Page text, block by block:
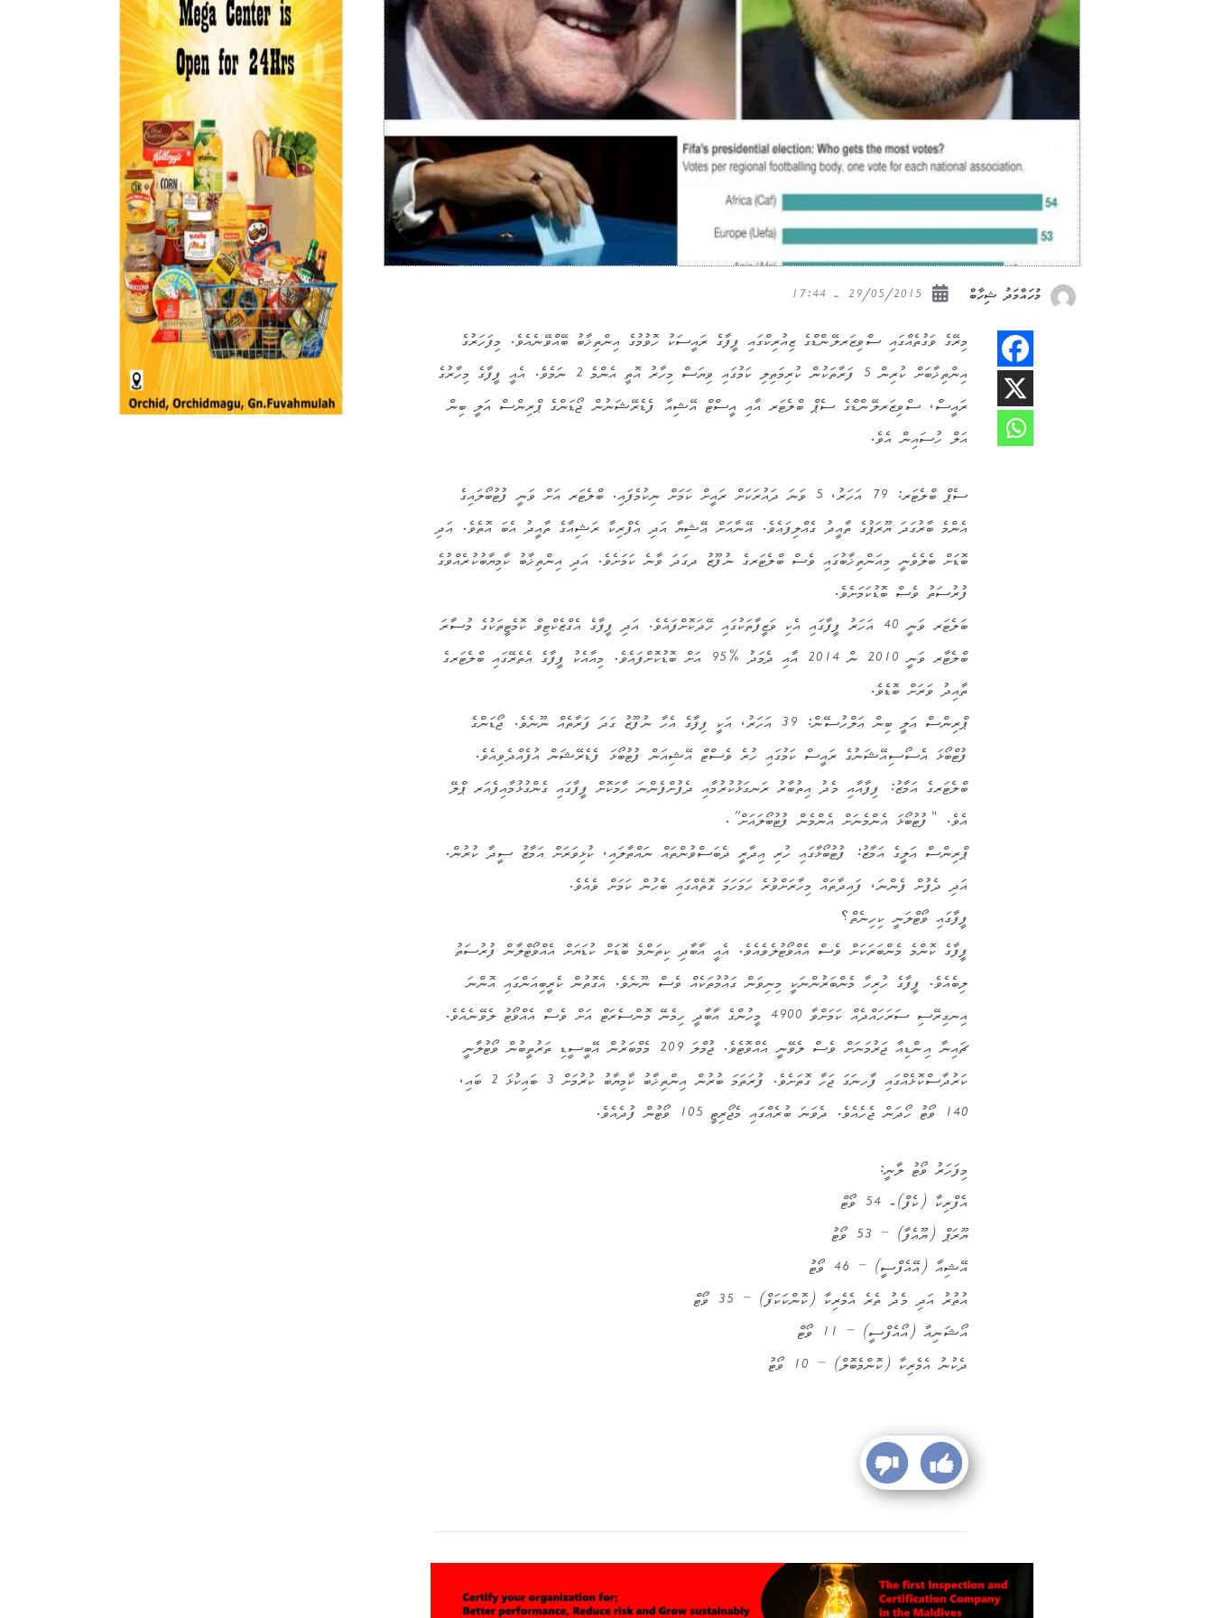
މުހައްމަދު ޝިހާބް
މިރޭގެ ވަގުތެއްގައި ސްވިޒަރލޭންޑްގެ ޒިއުރިކްގައި ފީފާގެ ރައީސަކު ހޮވުމުގެ އިންތިޚާބު ބޭއްވޭނެއެވެ. މިފަހަރުގެ
އިންތިޚާބަށް ކުރިން 5 ފަރާތަކުން ކުރިމަތިލި ކަމުގައި ވިޔަސް މިހާރު އޮތީ އެންމެ 2 ނަމެވެ. އެއީ ފީފާގެ މިހާރުގެ
ރައީސް، ސްވިޒަރލޭންޑްގެ ސެޕް ބްލެޓަރ އާއި އީސްޓް އޭޝިއާ ފެޑެރޭޝަނުން ޖޯޑަންގެ ޕްރިންސް އަލީ ބިން
އަލް ހުސައިން އެވެ.
ސެޕް ބްލެޓަރ: 79 އަހަރު، 5 ވަނަ ދައުރަކަށް ރައީށް ކަމަށް ނިކުމެފައި. ބްލެޓަރ އަށް ވަނީ ފުޓުބޯލައިގެ
އެންމެ ބާރުގަދަ ޔޫރަޕުގެ ތާއީދު ގެއްލިފައެވެ. އޭނާއަށް އޭޝިޔާ އަދި އެފްރިކާ ރަޝިއާގެ ތާއީދު އެބަ އޮތެވެ. އަދި
ބޮޑަށް ބެލެވެނީ މިއަންތިޚާބުގައި ވެސް ބްލެޓަރގެ ނުފޫޒު ދގަދަ ވާނެ ކަމަށެވެ. އަދި އިންތިޚާބު ކާމިޔާބުކުރެއްވުގެ
ފުރުސަތު ވެސް ބޮޑުކަމަށެވެ.
ބަލެޓަރ ވަނީ 40 އަހަރު ފީފާގައި އެކި ވަޒީފާތަކުގައި ހޭދަކޮށްފައެވެ. އަދި ފީފާގެ އެގްޒެކްޓިވް ކޮމެޓީތަކުގެ މުސާރަ
ބްލެޓާރ ވަނީ 2010 ން 2014 އާއި ދެމަދު %95 އަށް ބޮޑުކޮށްފައެވެ. މިއާއެކު ފީފާގެ އެތެރޭގައި ބްލެޓަރގެ
ތާއިދު ވަރަށް ބޮޑެވެ.
ޕްރިންސް އަލީ ބިން އަލްހުސޭން: 39 އަހަރު، އަކީ ފިފާގެ އެހާ ނުފޫޒު ގަދަ ފަރާތެއް ނޫނެވެ. ޖޯޑަންގެ
ފުޓްބޯޅަ އެސޯސިއޭޝަނުގެ ރައީސް ކަމުގައި ހުރެ ވެސްޓް އޭޝިއަން ފުޓުބޯޅަ ފެޑެރޭޝަން އުފެއްދެވިއެވެ.
ބްލެޓަރގެ އަމާޒު: ފިފާއާއި މެދު އިތުބާރު ރަނގަޅުކުރުމާއި ދެފުށްފެންނަ ހާމަކޮށް ފީފާގައި ގެންގުޅުމާއިފެއަރ ޕްލޭ
އެވެ. “ފުޓުބޯޅަ އެންމެނަށް އެންމެން ފުޓުބޯލައަށް”.
ޕްރިންސް އަލީގެ އަމާޒު: ފުޓުބޯޅާގައި ހުރި އިދާރީ ދެބަސްވުންތައް ނައްތާލައި، ކުޅިވަރަށް އަމާޒު ސީދާ ކުރުން.
އަދި ދެފުށް ފެންނަ، ފައިދާތައް މިހާރަށްވުރެ ހަމަހަމަ ގޮތެއްގައި ބެހުން ކަމަށް ވެއެވެ.
ފީފާގައި ވޯޓްލަނީ ކިހިނެތް؟
ފީފާގެ ކޮންމެ މެންބަރަކަށް ވެސް އެއްވޯޓުލެވެއެވެ. އެއީ އާބާދި ކިތަންމެ ބޮޑަށް ކުޑަޔަށް އެއްވޯޓްލާން ފުރުސަތު
ލިބެއެވެ. ފީފާގެ ހުރިހާ މެންބަރުންނަކީ މިނިވަން ގައުމުތަކެއް ވެސް ނޫނެވެ. އެގޮތުން ކެރީބިއަންގައި އޮންނަ
އިނގިރޭސި ސަރަހައްދެއް ކަމަށްވާ 4900 މީހުންގެ އާބާދީ ހިމެނޭ މޮންސެރަޓް އަށް ވެސް އެއްވޯޓު ލެވޭނެއެވެ.
ޗައިނާ އިންޑިއާ ޖަރުމަނަށް ވެސް ލެވޭނީ އެއްވޮޓެވެ. ޖުމްލަ 209 މެމްބަރުން އޭބީސީޑި ތަރުތީބުން ވޯޓުލާނީ
ކަރުދާސްކޮޅެއްގައި ފާހނަގަ ޖަހާ ގޮތަށެވެ. ފުރަތަމަ ބުރުން އިންތިޚާބު ކާމިޔާބު ކުރުމަށް 3 ބައިކުޅަ 2 ބައި،
140 ވޯޓު ހޯދަން ޖެހެއެވެ. ދެވަނަ ބުރެއްގައި މެޖޯރިޓީ 105 ވޯޓުން ފުދެއެވެ.
މިފަހަރު ވޯޓު ލާނީ:
އެފްރިކާ (ކެފް)- 54 ވޯޓް
ޔޫރަޕް (ޔޫއެފާ) – 53 ވޯޓު
އޭޝިއާ (އޭއެފްސީ) – 46 ވޯޓު
އުތުރު އަދި މެދު ތެރެ އެމެރިކާ (ކޮންކަކަފް) – 35 ވޯޓް
އޯޝަނިއާ (އޯއެފްސީ) – 11 ވޯޓް
ދެކުނު އެމެރިކާ (ކޮންމެބޮލް) – 10 ވޯޓު